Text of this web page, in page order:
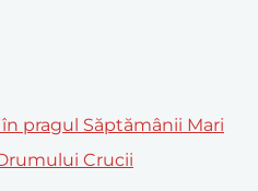
pragul Săptămânii Mari
Crucii